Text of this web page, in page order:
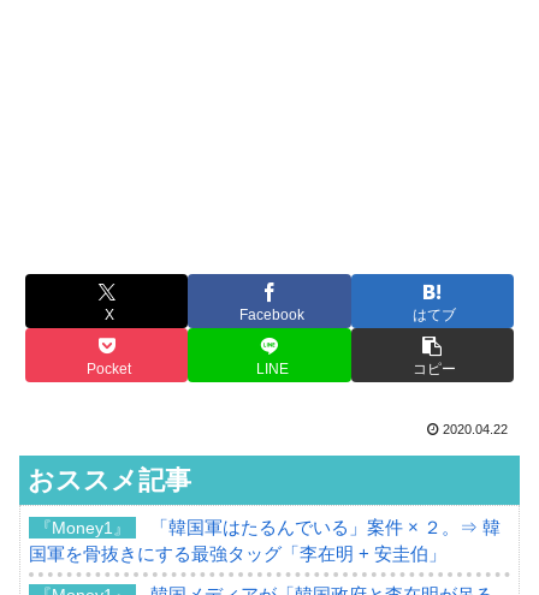
X Facebook はてブ
Pocket LINE コピー
2020.04.22
おススメ記事
『Money1』
「韓国軍はたるんでいる」案件 × ２。⇒ 韓
国軍を骨抜きにする最強タッグ「李在明 + 安圭伯」